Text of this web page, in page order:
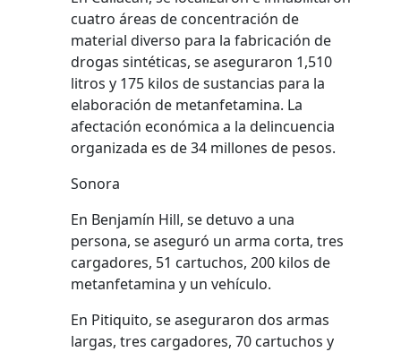
cuatro áreas de concentración de
material diverso para la fabricación de
drogas sintéticas, se aseguraron 1,510
litros y 175 kilos de sustancias para la
elaboración de metanfetamina. La
afectación económica a la delincuencia
organizada es de 34 millones de pesos.
Sonora
En Benjamín Hill, se detuvo a una
persona, se aseguró un arma corta, tres
cargadores, 51 cartuchos, 200 kilos de
metanfetamina y un vehículo.
En Pitiquito, se aseguraron dos armas
largas, tres cargadores, 70 cartuchos y